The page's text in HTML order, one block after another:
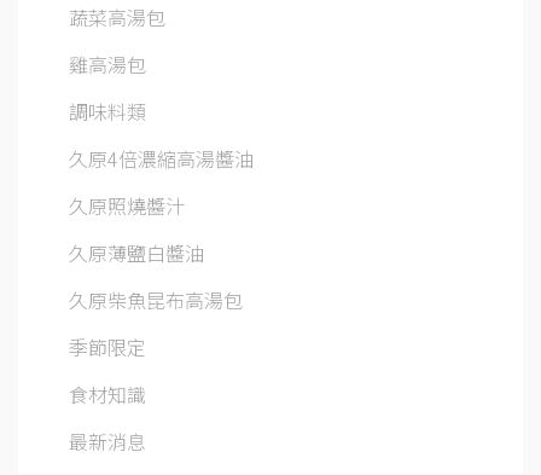
蔬菜高湯包
雞高湯包
調味料類
久原4倍濃縮高湯醬油
久原照燒醬汁
久原薄鹽白醬油
久原柴魚昆布高湯包
季節限定
食材知識
最新消息